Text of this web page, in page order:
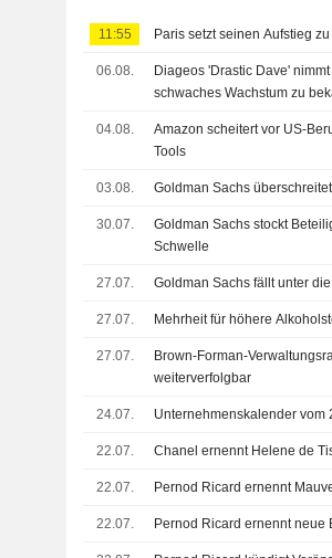
11:55 Paris setzt seinen Aufstieg
06.08.
Diageos 'Drastic Dave'
schwaches Wachstum zu
04.08.
Amazon scheitert vor US-
Tools
03.08. Goldman Sachs
30.07.
Goldman Sachs stockt
Schwelle
27.07. Goldman Sachs fällt unter
27.07. Mehrheit für höhere
27.07.
Brown-Forman-
weiterverfolgbar
24.07. Unternehmenskalender vom
22.07. Chanel ernennt Helene de
22.07. Pernod Ricard ernennt
22.07. Pernod Ricard ernennt neue